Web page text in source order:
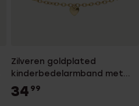
Zilveren goldplated
kinderbedelarmband met
hanger hart
34 99